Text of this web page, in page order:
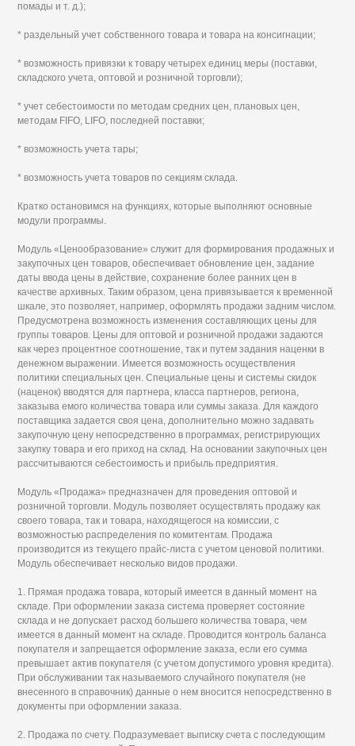
помады и т. д.);
* раздельный учет собственного товара и товара на консигнации;
* возможность привязки к товару четырех единиц меры (поставки,
складского учета, оптовой и розничной торговли);
* учет себестоимости по методам средних цен, плановых цен,
методам FIFO, LIFO, последней поставки;
* возможность учета тары;
* возможность учета товаров по секциям склада.
Кратко остановимся на функциях, которые выполняют основные
модули программы.
Модуль «Ценообразование» служит для формирования продажных и
закупочных цен товаров, обеспечивает обновление цен, задание
даты ввода цены в действие, сохранение более ранних цен в
качестве архивных. Таким образом, цена привязывается к временной
шкале, это позволяет, например, оформлять продажи задним числом.
Предусмотрена возможность изменения составляющих цены для
группы товаров. Цены для оптовой и розничной продажи задаются
как через процентное соотношение, так и путем задания наценки в
денежном выражении. Имеется возможность осуществления
политики специальных цен. Специальные цены и системы скидок
(наценок) вводятся для партнера, класса партнеров, региона,
заказыва емого количества товара или суммы заказа. Для каждого
поставщика задается своя цена, дополнительно можно задавать
закупочную цену непосредственно в программах, регистрирующих
закупку товара и его приход на склад. На основании закупочных цен
рассчитываются себестоимость и прибыль предприятия.
Модуль «Продажа» предназначен для проведения оптовой и
розничной торговли. Модуль позволяет осуществлять продажу как
своего товара, так и товара, находящегося на комиссии, с
возможностью распределения по комитентам. Продажа
производится из текущего прайс-листа с учетом ценовой политики.
Модуль обеспечивает несколько видов продажи.
1. Прямая продажа товара, который имеется в данный момент на
складе. При оформлении заказа система проверяет состояние
склада и не допускает расход большего количества товара, чем
имеется в данный момент на складе. Проводится контроль баланса
покупателя и запрещается оформление заказа, если его сумма
превышает актив покупателя (с учетом допустимого уровня кредита).
При обслуживании так называемого случайного покупателя (не
внесенного в справочник) данные о нем вносится непосредственно в
документы при оформлении заказа.
2. Продажа по счету. Подразумевает выписку счета с последующим